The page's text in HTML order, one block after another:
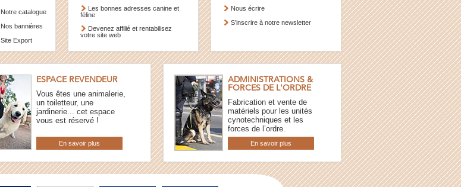
Notre catalogue
Nos bannières
Site Export
Les bonnes adresses canine et
féline
Devenez affilié et rentabilisez
votre site web
Nous écrire
S’inscrire à notre newsletter
ESPACE REVENDEUR
Vous êtes une animalerie,
un toiletteur, une
jardinerie... cet espace
vous est réservé !
En savoir plus
ADMINISTRATIONS &
FORCES DE L'ORDRE
Fabrication et vente de
matériels pour les unités
cynotechniques et les
forces de l’ordre.
En savoir plus